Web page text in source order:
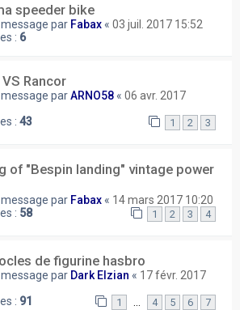
speeder bike
message par Fabax « 03 juil. 2017 15:52
: 6
Rancor
message parARNO58 « 06 avr. 2017
: 43 1 2 3
of "Bespin landing" vintage power
message par Fabax « 14 mars 2017 10:20
: 58 1 2 3 4
de figurine hasbro
message par Dark Elzian « 17 févr. 2017
: 91 1 … 4 5 6 7